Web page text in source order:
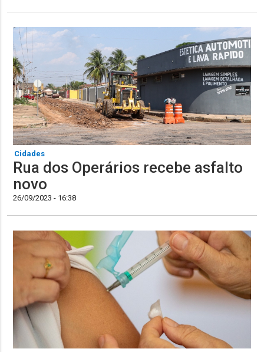
Cidades
Rua dos Operários recebe asfalto
novo
26/09/2023 - 16:38